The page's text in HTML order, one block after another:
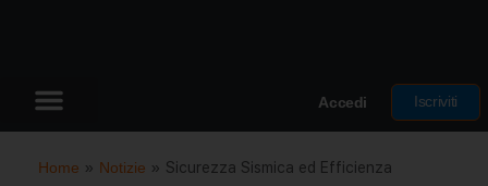
Accedi Iscriviti
Home » Notizie » Sicurezza Sismica ed Efficienza